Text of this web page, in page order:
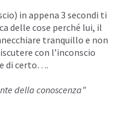
in appena 3 secondi ti
delle cose perché lui, il
tranquillo e non
con l’inconscio
di certo….
della conoscenza”